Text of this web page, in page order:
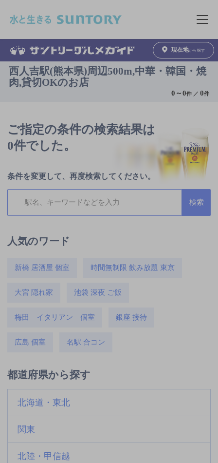
メニュ
現在地から探す
西人吉駅(熊本県)周辺500m,中華・韓国・焼
肉,貸切OKのお店
0 ～0件 ／0件
ご指定の条件の検索結果は
0件でした。
条件を変更して、再度検索してください。
人気のワード
新橋 居酒屋 個室 時間無制限 飲み放題 東京
大宮 隠れ家 池袋 深夜 ご飯
梅田 イタリアン 個室 銀座 接待
広島 個室 名駅 合コン
都道府県から探す
北海道・東北
関東
北陸・甲信越